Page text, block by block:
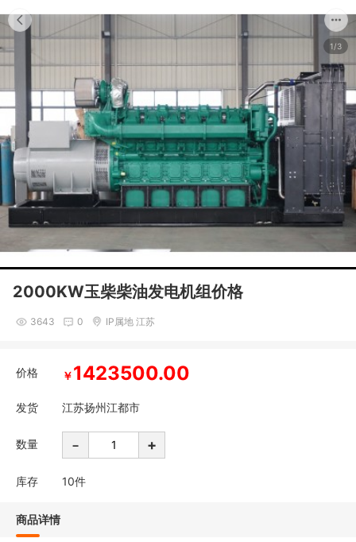
1/3
2000KW玉柴柴油发电机组价格
3643 0 IP属地 江苏
价格 ￥1423500.00
发货 江苏扬州江都市
数量 - +
库存 10件
商品详情